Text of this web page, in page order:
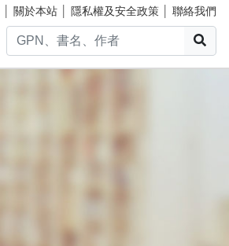
關於本站 隱私權及安全政策 聯絡我們